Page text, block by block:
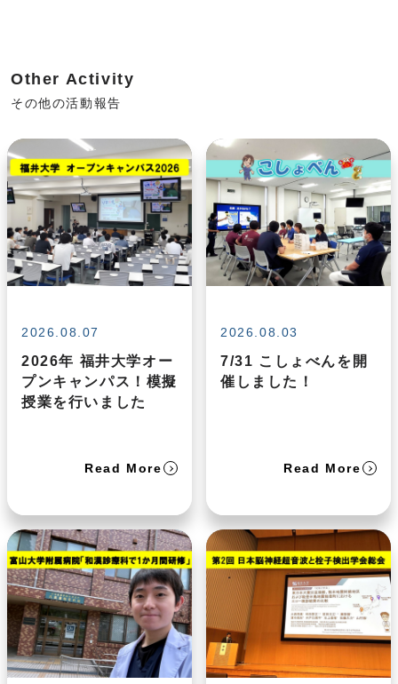
Other Activity
その他の活動報告
2026.08.07
2026年 福井大学オー
プンキャンパス！模擬
授業を行いました
Read More
2026.08.03
7/31 こしょべんを開
催しました！
Read More